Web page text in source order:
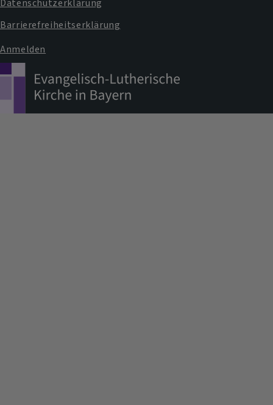
Datenschutzerklärung
Barrierefreiheitserklärung
Benutzermenü
Anmelden